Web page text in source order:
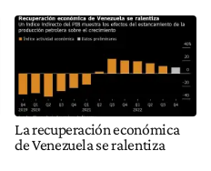
La recuperación económica
de Venezuela se ralentiza